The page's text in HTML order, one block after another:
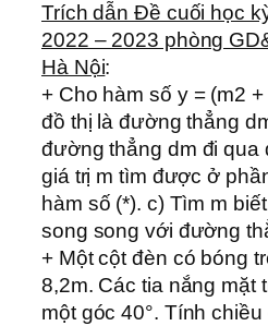
Trích dẫn Đề cuối học
2022 – 2023 phòng
Hà Nội:
+ Cho hàm số y = (m2
đồ thị là đường thẳng
đường thẳng dm đi qua
giá trị m tìm được ở
hàm số (*). c) Tìm m
song song với đường
+ Một cột đèn có bóng
8,2m. Các tia nắng mặt
một góc 40°. Tính